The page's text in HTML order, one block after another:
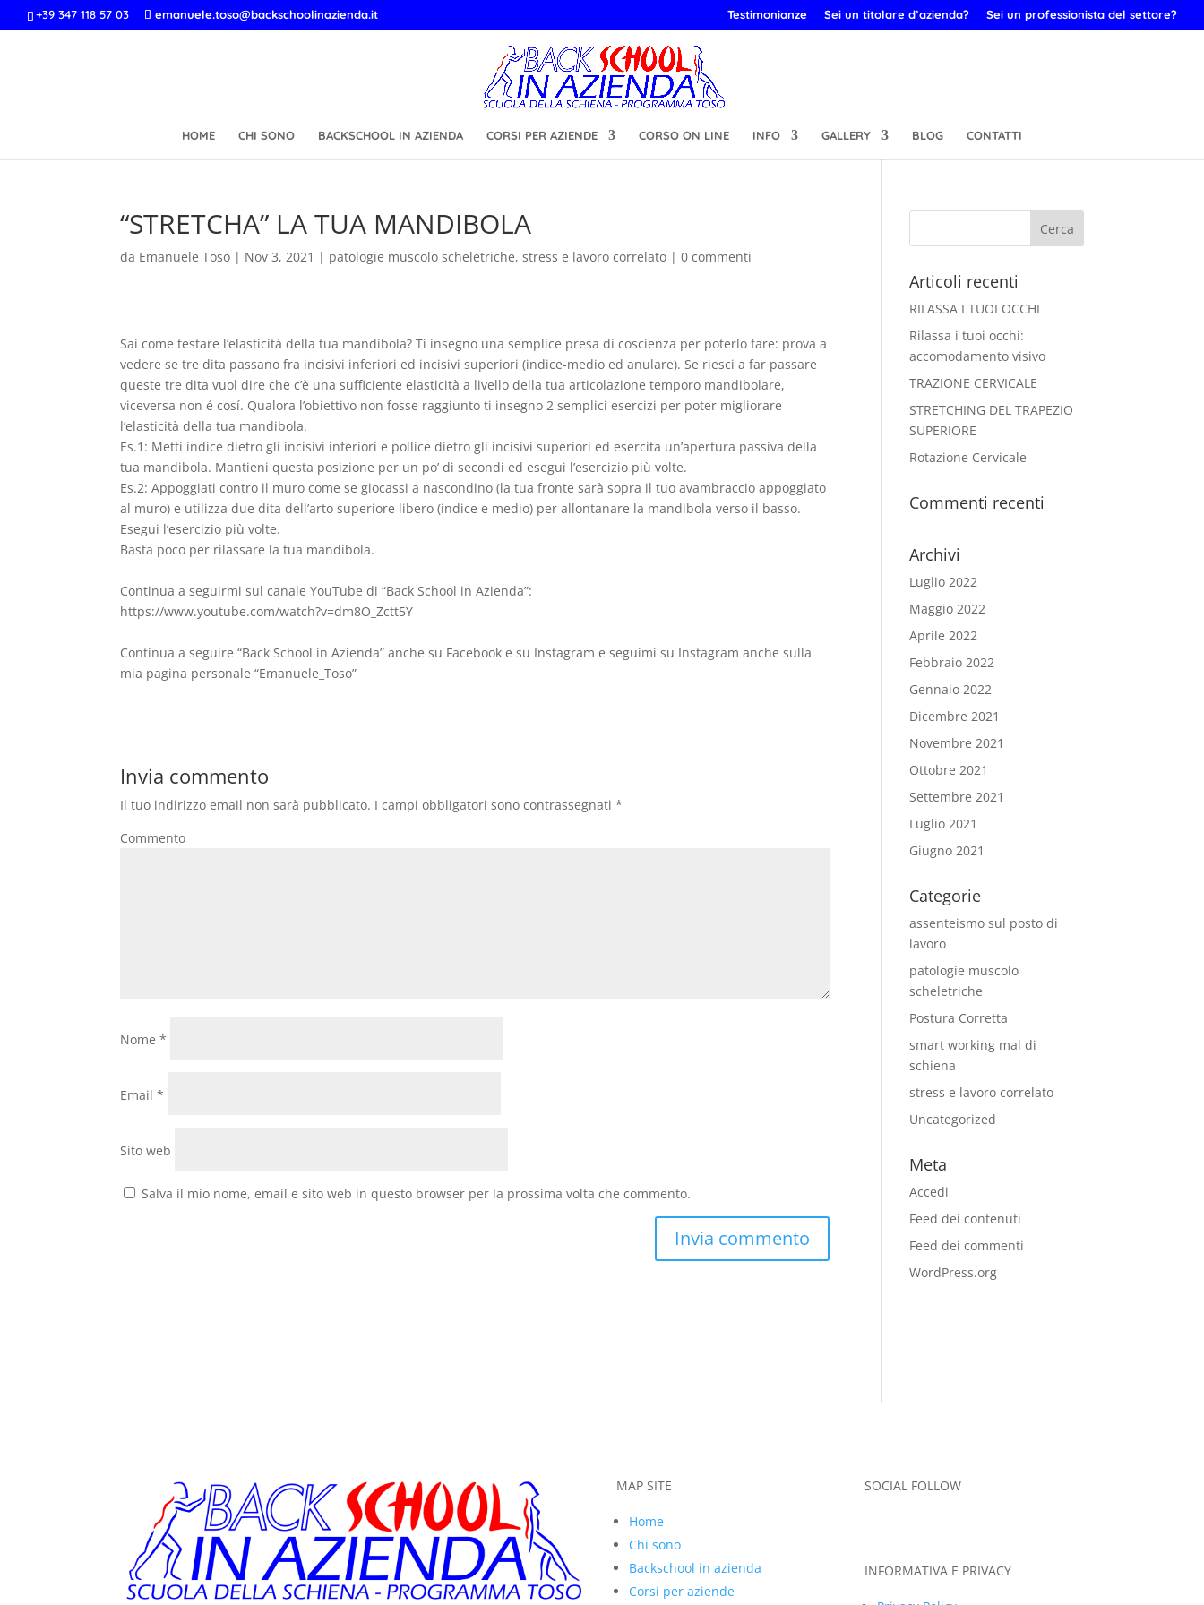
+39 347 118 57 03 emanuele.toso@backschoolinazienda.it Testimonianze Sei un titolare d’azienda? Sei un professionista del settore?
HOME CHI SONO BACKSCHOOL IN AZIENDA CORSI PER AZIENDE CORSO ON LINE INFO GALLERY BLOG CONTATTI
“STRETCHA” LA TUA MANDIBOLA
da Emanuele Toso | Nov 3, 2021 | patologie muscolo scheletriche,stress e lavoro correlato |0 commenti
Sai come testare l’elasticità della tua mandibola? Ti insegno una semplice presa di coscienza per poterlo fare: prova a
vedere se tre dita passano fra incisivi inferiori ed incisivi superiori (indice-medio ed anulare). Se riesci a far passare
queste tre dita vuol dire che c’è una sufficiente elasticità a livello della tua articolazione temporo mandibolare,
viceversa non é cosí. Qualora l’obiettivo non fosse raggiunto ti insegno 2 semplici esercizi per poter migliorare
l’elasticità della tua mandibola.
Es.1: Metti indice dietro gli incisivi inferiori e pollice dietro gli incisivi superiori ed esercita un’apertura passiva della
tua mandibola. Mantieni questa posizione per un po’ di secondi ed esegui l’esercizio più volte.
Es.2: Appoggiati contro il muro come se giocassi a nascondino (la tua fronte sarà sopra il tuo avambraccio appoggiato
al muro) e utilizza due dita dell’arto superiore libero (indice e medio) per allontanare la mandibola verso il basso.
Esegui l’esercizio più volte.
Basta poco per rilassare la tua mandibola.
Continua a seguirmi sul canale YouTube di “Back School in Azienda”:
https://www.youtube.com/watch?v=dm8O_Zctt5Y
Continua a seguire “Back School in Azienda” anche su Facebook e su Instagram e seguimi su Instagram anche sulla
mia pagina personale “Emanuele_Toso”
Invia commento
Il tuo indirizzo email non sarà pubblicato. I campi obbligatori sono contrassegnati*
Commento
Nome*
Email*
Sito web
Salva il mio nome, email e sito web in questo browser per la prossima volta che commento.
Articoli recenti
RILASSA I TUOI OCCHI
Rilassa i tuoi occhi:
accomodamento visivo
TRAZIONE CERVICALE
STRETCHING DEL TRAPEZIO
SUPERIORE
Rotazione Cervicale
Commenti recenti
Archivi
Luglio 2022
Maggio 2022
Aprile 2022
Febbraio 2022
Gennaio 2022
Dicembre 2021
Novembre 2021
Ottobre 2021
Settembre 2021
Luglio 2021
Giugno 2021
Categorie
assenteismo sul posto di
lavoro
patologie muscolo
scheletriche
Postura Corretta
smart working mal di
schiena
stress e lavoro correlato
Uncategorized
Meta
Accedi
Feed dei contenuti
Feed dei commenti
WordPress.org
MAP SITE
Home
Chi sono
Backschool in azienda
Corsi per aziende
SOCIAL FOLLOW
INFORMATIVA E PRIVACY